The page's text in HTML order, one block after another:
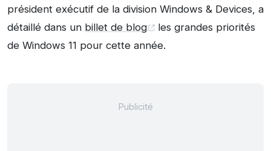
président exécutif de la division Windows & Devices, a
détaillé dans un billet de blog
les grandes priorités
de Windows 11 pour cette année.